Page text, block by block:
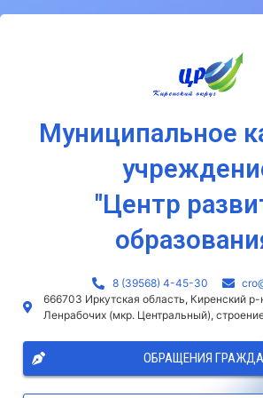
Муниципальное
"Центр
8 (39568) 4-45-30
666703 Иркутская область, Киренский р-
Ленрабочих (мкр. Центральный),
ОБРАЩЕНИЯ